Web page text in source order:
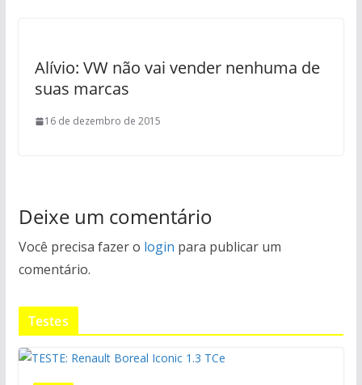
Alívio: VW não vai vender nenhuma de
suas marcas
16 de dezembro de 2015
Deixe um comentário
Você precisa fazer o login para publicar um
comentário.
Testes